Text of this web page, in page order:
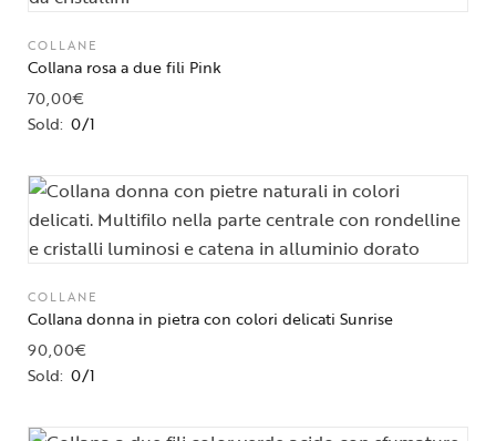
COLLANE
Collana rosa a due fili Pink
70,00€
Sold: 0/1
COLLANE
Collana donna in pietra con colori delicati Sunrise
90,00€
Sold: 0/1